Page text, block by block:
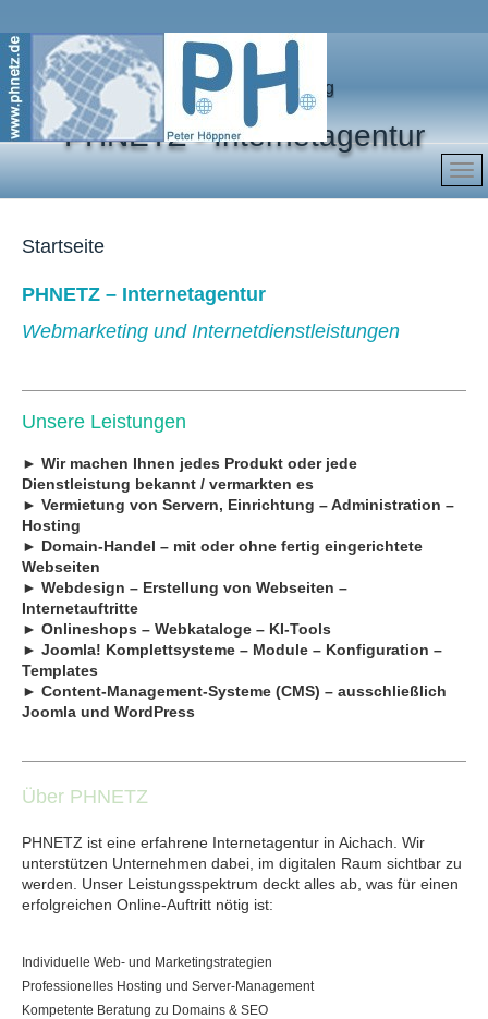
PHNETZ - Internetagentur
Marketing für Ihren Erfolg
Startseite
PHNETZ – Internetagentur
Webmarketing und Internetdienstleistungen
Unsere Leistungen
► Wir machen Ihnen jedes Produkt oder jede
Dienstleistung bekannt / vermarkten es
► Vermietung von Servern, Einrichtung – Administration –
Hosting
► Domain‑Handel – mit oder ohne fertig eingerichtete
Webseiten
► Webdesign – Erstellung von Webseiten –
Internetauftritte
► Onlineshops – Webkataloge – KI‑Tools
► Joomla! Komplettsysteme – Module – Konfiguration –
Templates
► Content‑Management‑Systeme (CMS) – ausschließlich
Joomla und WordPress
Über PHNETZ
PHNETZ ist eine erfahrene Internetagentur in Aichach. Wir
unterstützen Unternehmen dabei, im digitalen Raum sichtbar zu
werden. Unser Leistungsspektrum deckt alles ab, was für einen
erfolgreichen Online‑Auftritt nötig ist:
Individuelle Web‑ und Marketingstrategien
Professionelles Hosting und Server‑Management
Kompetente Beratung zu Domains & SEO